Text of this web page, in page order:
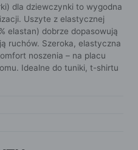
dla dziewczynki to wygodna
Uszyte z elastycznej
elastan) dobrze dopasowują
ruchów. Szeroka, elastyczna
noszenia – na placu
Idealne do tuniki, t-shirtu